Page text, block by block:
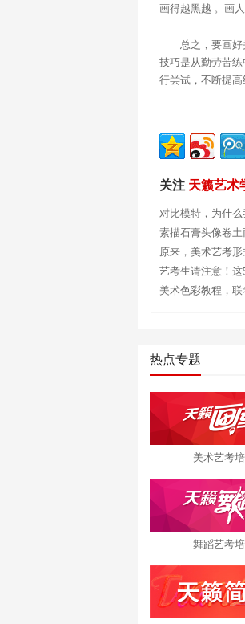
画得越黑越 。画
总之，要画好
技巧是从勤劳苦
行尝试，不断提高
关注 天籁艺术
对比模特，为什
素描石膏头像卷土
原来，美术艺考
艺考生请注意！这
美术色彩教程，联
热点专题
美术艺考培
舞蹈艺考培